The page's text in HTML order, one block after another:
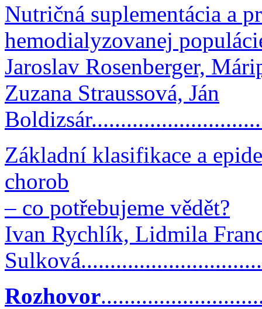
Nutričná suplementácia a
hemodialyzovanej
Jaroslav Rosenberger,
Zuzana Straussová, Ján
Základní klasifikace a
chorob
– co potřebujeme vědět?
Ivan Rychlík, Lidmila
Rozhovor